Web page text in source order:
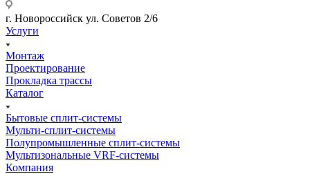
г. Новороссийск ул. Советов 2/6
Услуги
Монтаж
Проектирование
Прокладка трассы
Каталог
Бытовые сплит-системы
Мульти-сплит-системы
Полупромышленные сплит-системы
Мультизональные VRF-системы
Компания